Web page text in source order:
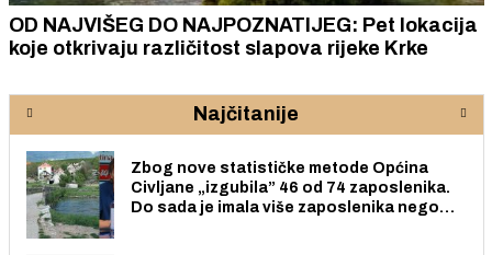
OD NAJVIŠEG DO NAJPOZNATIJEG: Pet lokacija
koje otkrivaju različitost slapova rijeke Krke
Najčitanije
Zbog nove statističke metode Općina
Civljane „izgubila” 46 od 74 zaposlenika.
Do sada je imala više zaposlenika nego